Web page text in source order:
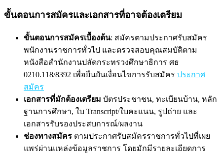
ขั้นตอนการสมัครและเอกสารที่อาจต้องเตรียม
ขั้นตอนการสมัครเบื้องต้น: สมัครตามประกาศรับสมัคร
พนักงานราชการทั่วไป และตรวจสอบคุณสมบัติตาม
หนังสือสำนักงานปลัดกระทรวงศึกษาธิการ ศธ
0210.118/8392 เพื่อยืนยันเงื่อนไขการรับสมัคร ประกาศ
สมัคร
เอกสารที่มักต้องเตรียม บัตรประชาชน, ทะเบียนบ้าน, หลัก
ฐานการศึกษา, ใบ Transcript/ใบคะแนน, รูปถ่าย และ
เอกสารรับรองประสบการณ์/ผลงาน
ช่องทางสมัคร ตามประกาศรับสมัครราชการทั่วไปที่เผย
แพร่ผ่านแหล่งข้อมูลราชการ โดยมักมีรายละเอียดการ